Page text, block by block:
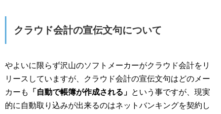
クラウド会計の宣伝文句について
やよいに限らず沢山のソフトメーカーがクラウド会計をリ
リースしていますが、クラウド会計の宣伝文句はどのメー
カーも
「自動で帳簿が作成される」 という事ですが、現実
的に自動取り込みが出来るのはネットバンキングを契約し